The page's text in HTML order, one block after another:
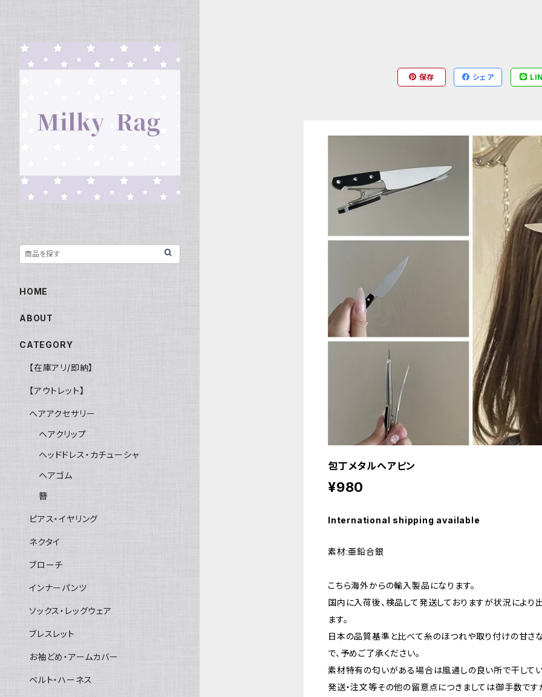
保存 シェア
包丁メタルヘアピン
¥980
International shipping available
素材:亜鉛合銀
こちら海外からの輸入製品になります。
国内に入荷後、検品して発送しておりますが状況によ
ます。
日本の品質基準と比べて糸のほつれや取り付けの甘さ
で、予めご了承ください。
素材特有の匂いがある場合は風通しの良い所で干して
発送・注文等その他の留意点につきましては御手数で
HOME
ABOUT
CATEGORY
【在庫アリ/即納】
【アウトレット】
ヘアアクセサリー
ヘアクリップ
ヘッドドレス・カチューシャ
ヘアゴム
簪
ピアス・イヤリング
ネクタイ
ブローチ
インナーパンツ
ソックス・レッグウェア
ブレスレット
お袖どめ・アームカバー
ベルト・ハーネス